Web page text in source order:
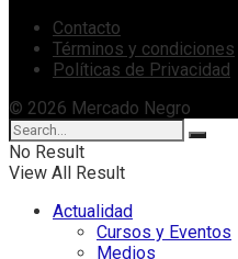
Contacto
Términos y condiciones
Políticas de Privacidad
© 2026 Mercado Negro
No Result
View All Result
Actualidad
Cursos y Eventos
Medios